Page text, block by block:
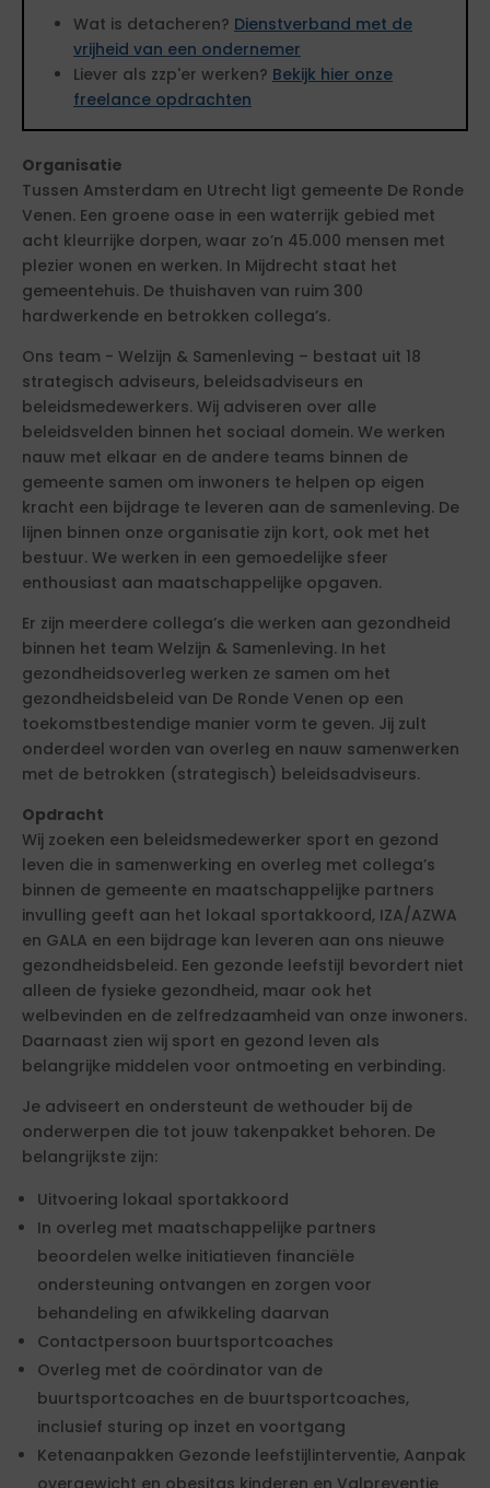
Wat is detacheren? Dienstverband met de
vrijheid van een ondernemer
Liever als zzp'er werken? Bekijk hier onze
freelance opdrachten
Organisatie
Tussen Amsterdam en Utrecht ligt gemeente De Ronde
Venen. Een groene oase in een waterrijk gebied met
acht kleurrijke dorpen, waar zo’n 45.000 mensen met
plezier wonen en werken. In Mijdrecht staat het
gemeentehuis. De thuishaven van ruim 300
hardwerkende en betrokken collega’s.
Ons team - Welzijn & Samenleving – bestaat uit 18
strategisch adviseurs, beleidsadviseurs en
beleidsmedewerkers. Wij adviseren over alle
beleidsvelden binnen het sociaal domein. We werken
nauw met elkaar en de andere teams binnen de
gemeente samen om inwoners te helpen op eigen
kracht een bijdrage te leveren aan de samenleving. De
lijnen binnen onze organisatie zijn kort, ook met het
bestuur. We werken in een gemoedelijke sfeer
enthousiast aan maatschappelijke opgaven.
Er zijn meerdere collega’s die werken aan gezondheid
binnen het team Welzijn & Samenleving. In het
gezondheidsoverleg werken ze samen om het
gezondheidsbeleid van De Ronde Venen op een
toekomstbestendige manier vorm te geven. Jij zult
onderdeel worden van overleg en nauw samenwerken
met de betrokken (strategisch) beleidsadviseurs.
Opdracht
Wij zoeken een beleidsmedewerker sport en gezond
leven die in samenwerking en overleg met collega’s
binnen de gemeente en maatschappelijke partners
invulling geeft aan het lokaal sportakkoord, IZA/AZWA
en GALA en een bijdrage kan leveren aan ons nieuwe
gezondheidsbeleid. Een gezonde leefstijl bevordert niet
alleen de fysieke gezondheid, maar ook het
welbevinden en de zelfredzaamheid van onze inwoners.
Daarnaast zien wij sport en gezond leven als
belangrijke middelen voor ontmoeting en verbinding.
Je adviseert en ondersteunt de wethouder bij de
onderwerpen die tot jouw takenpakket behoren. De
belangrijkste zijn:
Uitvoering lokaal sportakkoord
In overleg met maatschappelijke partners
beoordelen welke initiatieven financiële
ondersteuning ontvangen en zorgen voor
behandeling en afwikkeling daarvan
Contactpersoon buurtsportcoaches
Overleg met de coördinator van de
buurtsportcoaches en de buurtsportcoaches,
inclusief sturing op inzet en voortgang
Ketenaanpakken Gezonde leefstijlinterventie, Aanpak
overgewicht en obesitas kinderen en Valpreventie